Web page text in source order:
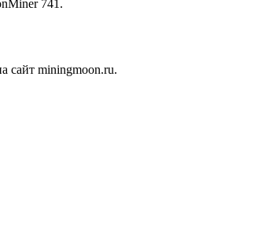
741.
сайт miningmoon.ru.